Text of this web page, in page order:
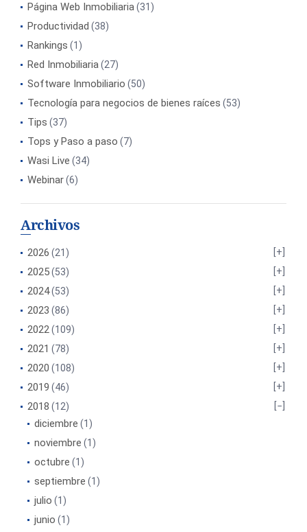
Página Web Inmobiliaria(31)
Productividad (38)
Rankings (1)
Red Inmobiliaria(27)
Software Inmobiliario (50)
Tecnología para negocios de bienes raíces (53)
Tips (37)
Tops y Paso a paso (7)
Wasi Live (34)
Webinar(6)
Archivos
2026 (21)
2025(53)
2024(53)
2023 (86)
2022(109)
2021 (78)
2020 (108)
2019 (46)
2018 (12)
diciembre (1)
noviembre (1)
octubre (1)
septiembre (1)
julio (1)
junio (1)